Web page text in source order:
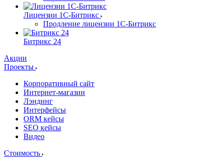
Лицензии 1С-Битрикс
Продление лицензии 1С-Битрикс
Битрикс 24
Акции
Проекты
Корпоративный сайт
Интернет-магазин
Лэндинг
Интерфейсы
ORM кейсы
SEO кейсы
Видео
Стоимость